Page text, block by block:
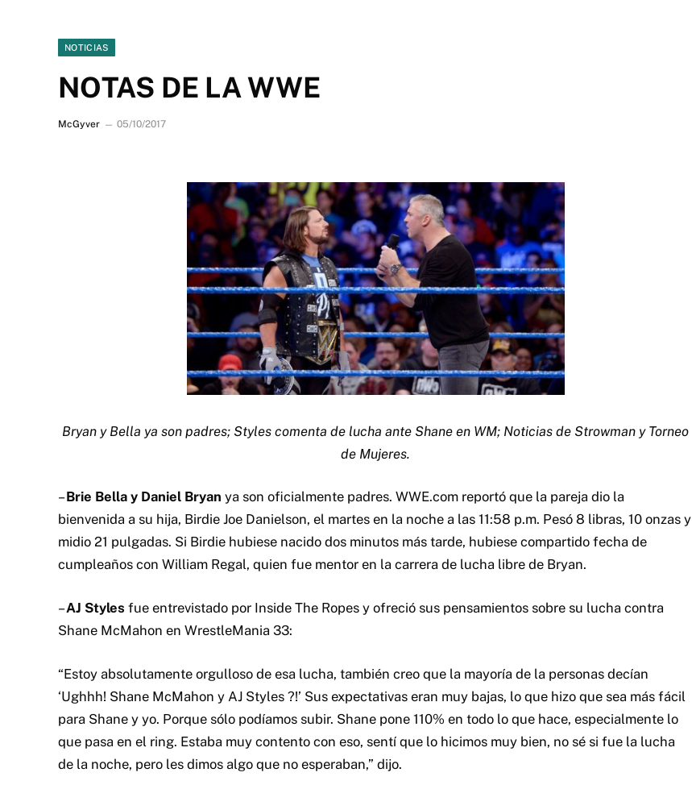
NOTICIAS
NOTAS DE LA WWE
McGyver 05/10/2017
Bryan y Bella ya son padres; Styles comenta de lucha ante Shane en WM; Noticias de Strowman y Torneo
de Mujeres.
–Brie Bella y Daniel Bryan ya son oficialmente padres. WWE.com reportó que la pareja dio la
bienvenida a su hija, Birdie Joe Danielson, el martes en la noche a las 11:58 p.m. Pesó 8 libras, 10 onzas y
midio 21 pulgadas. Si Birdie hubiese nacido dos minutos más tarde, hubiese compartido fecha de
cumpleaños con William Regal, quien fue mentor en la carrera de lucha libre de Bryan.
–AJ Styles fue entrevistado por Inside The Ropes y ofreció sus pensamientos sobre su lucha contra
Shane McMahon en WrestleMania 33:
“Estoy absolutamente orgulloso de esa lucha, también creo que la mayoría de la personas decían
‘Ughhh! Shane McMahon y AJ Styles ?!’ Sus expectativas eran muy bajas, lo que hizo que sea más fácil
para Shane y yo. Porque sólo podíamos subir. Shane pone 110% en todo lo que hace, especialmente lo
que pasa en el ring. Estaba muy contento con eso, sentí que lo hicimos muy bien, no sé si fue la lucha
de la noche, pero les dimos algo que no esperaban,” dijo.